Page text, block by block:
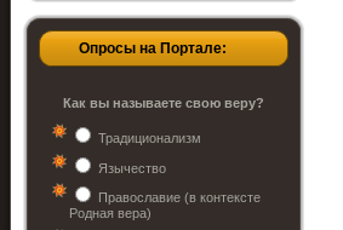
Опросы на Портале:
Как вы называете свою веру?
Традиционализм
Язычество
Православие (в контексте
Родная вера)